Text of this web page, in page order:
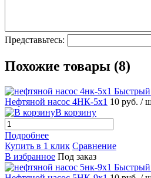
Представьтесь:
Похожие товары (8)
Нефтяной насос 4НК-5х1 10 руб. /
В корзину
Подробнее
Купить в 1 клик Сравнение
В избранное Под заказ